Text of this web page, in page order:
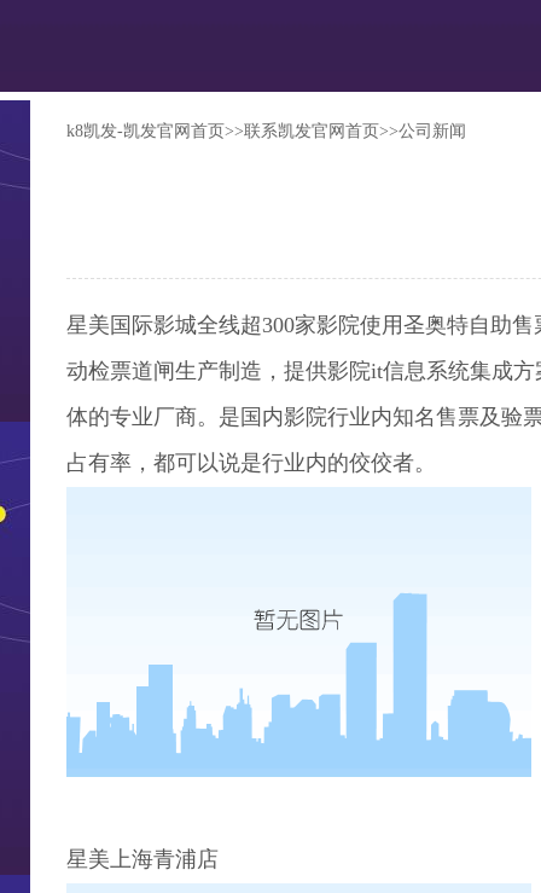
k8凯发-凯发官网首页 >>联系凯发官网首页 >>公司新闻
星美国际影城全线超300家影院使用圣奥特自助
动检票道闸生产制造，提供影院it信息系统集成
体的专业厂商。是国内影院行业内知名售票及验
占有率，都可以说是行业内的佼佼者。
星美上海青浦店